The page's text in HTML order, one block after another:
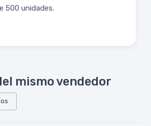
500 unidades.
mismo vendedor